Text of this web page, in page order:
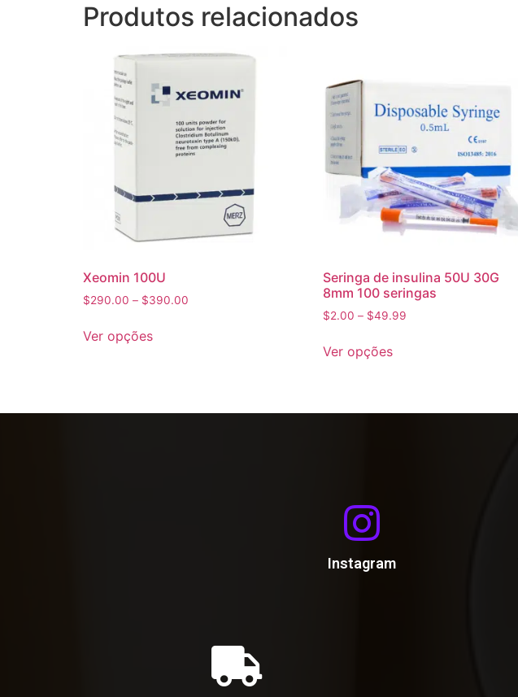
Produtos relacionados
Xeomin 100U
$290.00 – $390.00
Ver opções
Seringa de insulina 50U 30G
8mm 100 seringas
$2.00 – $49.99
Ver opções
Instagram